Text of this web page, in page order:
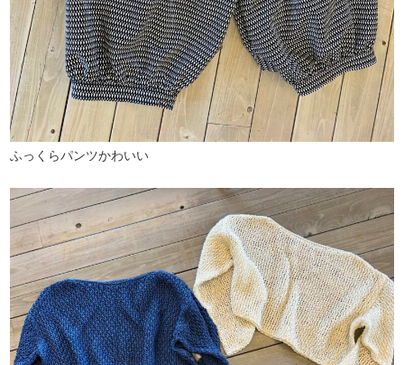
ふっくらパンツかわいい